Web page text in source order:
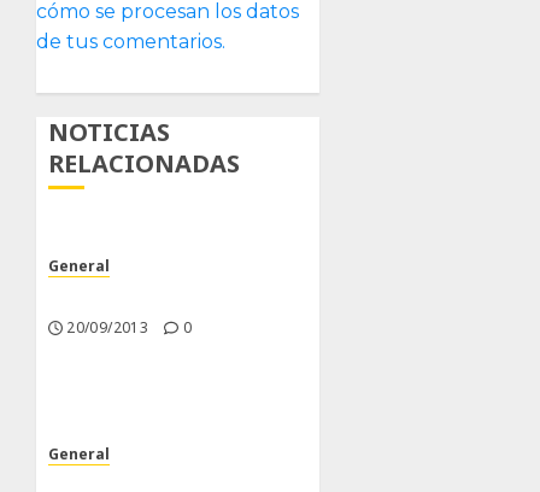
cómo se procesan los datos
de tus comentarios.
NOTICIAS
RELACIONADAS
General
20/09/2013 0
General